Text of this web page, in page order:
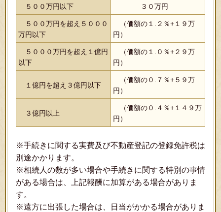
５００万円以下 ３０万円
５００万円を超え５０００
万円以下
（価額の１.２％+１９万
円）
５０００万円を超え１億円
以下
（価額の１.０％+２９万
円）
１億円を超え３億円以下
（価額の０.７％+５９万
円）
３億円以上
（価額の０.４％+１４９万
円）
※手続きに関する実費及び不動産登記の登録免許税は
別途かかります。
※相続人の数が多い場合や手続きに関する特別の事情
がある場合は、上記報酬に加算がある場合がありま
す。
※遠方に出張した場合は、日当がかかる場合がありま